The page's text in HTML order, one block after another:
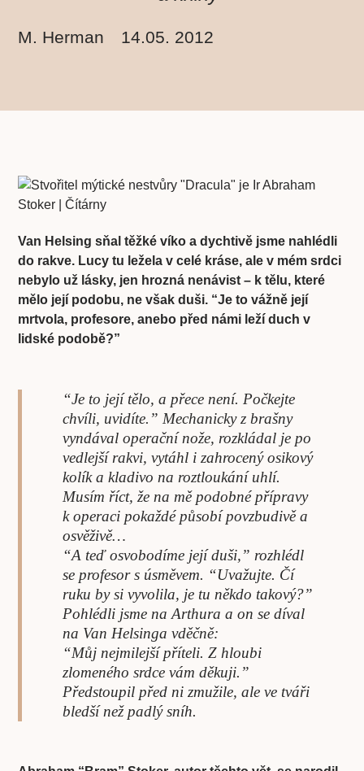
M. Herman 14.05. 2012
Van Helsing sňal těžké víko a dychtivě jsme nahlédli
do rakve. Lucy tu ležela v celé kráse, ale v mém srdci
nebylo už lásky, jen hrozná nenávist – k tělu, které
mělo její podobu, ne však duši. “Je to vážně její
mrtvola, profesore, anebo před námi leží duch v
lidské podobě?”
“Je to její tělo, a přece není. Počkejte
chvíli, uvidíte.” Mechanicky z brašny
vyndával operační nože, rozkládal je po
vedlejší rakvi, vytáhl i zahrocený osikový
kolík a kladivo na roztloukání uhlí.
Musím říct, že na mě podobné přípravy
k operaci pokaždé působí povzbudivě a
osvěživě…
“A teď osvobodíme její duši,” rozhlédl
se profesor s úsměvem. “Uvažujte. Čí
ruku by si vyvolila, je tu někdo takový?”
Pohlédli jsme na Arthura a on se díval
na Van Helsinga vděčně:
“Můj nejmilejší příteli. Z hloubi
zlomeného srdce vám děkuji.”
Předstoupil před ni zmužile, ale ve tváři
bledší než padlý sníh.